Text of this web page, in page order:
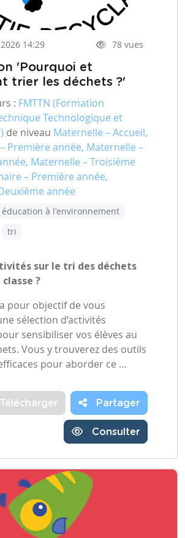
14:29 78 vues
'Pourquoi et
trier les déchets ?'
: FMTTN (Formation
Technologique et
de niveau Maternelle – Accueil,
Première année, Maternelle –
Maternelle – Troisième
– Première année,
année
éducation à l'environnement
tri
sur le tri des déchets
?
pour objectif de vous
sélection d’activités
sensibiliser vos élèves au
Vous y trouverez des outils
pour aborder ce …
Télécharger Partager
Consulter